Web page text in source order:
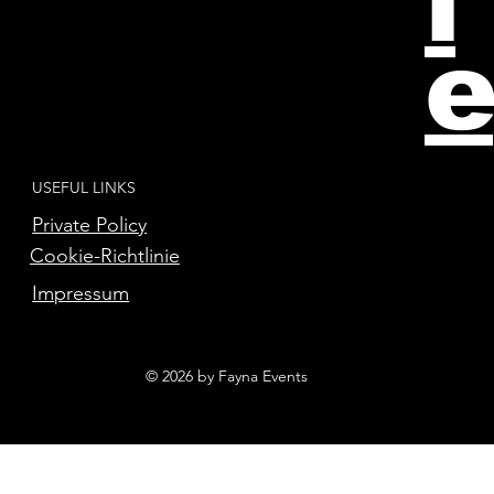
Private Policy
USEFUL LINKS
Impressum
Cookie-Richtlinie
e
© 2026 by Fayna Events